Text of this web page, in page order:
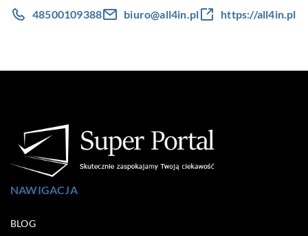
48500109388 biuro@all4in.pl https://all4in.pl
NAWIGACJA
BLOG